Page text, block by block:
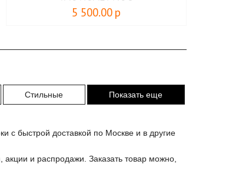
5 500.00 р
Стильные Показать еще
с быстрой доставкой по Москве и в другие
и распродажи. Заказать товар можно,